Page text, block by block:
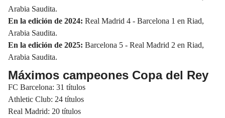
Arabia Saudita.
En la edición de 2024: Real Madrid 4 - Barcelona 1 en Riad,
Arabia Saudita.
En la edición de 2025: Barcelona 5 - Real Madrid 2 en Riad,
Arabia Saudita.
Máximos campeones Copa del Rey
FC Barcelona: 31 títulos
Athletic Club: 24 títulos
Real Madrid: 20 títulos